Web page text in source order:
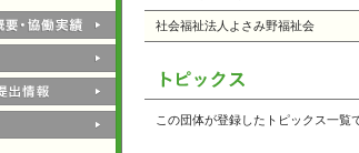
社会福祉法人よさみ野福祉会
この団体が登録したトピックス一覧